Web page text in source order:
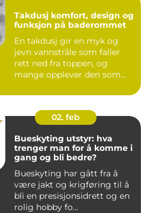
Takdusj komfort, design og
funksjon på baderommet
En takdusj gir en myk og
jevn vannstråle som faller
rett ned fra toppen, og
mange opplever den som
02. feb
Bueskyting utstyr: hva
trenger man for å komme i
gang og bli bedre?
Bueskyting har gått fra å
være jakt og krigføring til å
bli en presisjonsidrett og en
rolig hobby fo...